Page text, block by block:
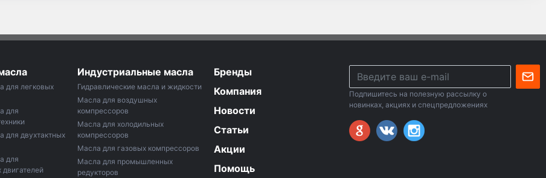
для легковых
для
для двухтактных
для
двигателей
Индустриальные масла
Гидравлические масла и жидкости
Масла для воздушных
компрессоров
Маслa для холодильных
компрессоров
Масла для газовых компрессоров
Масла для промышленных
редукторов
Бренды
Компания
Новости
Статьи
Акции
Помощь
Подпишитесь на полезную рассылку о
новинках, акциях и спецпредложениях